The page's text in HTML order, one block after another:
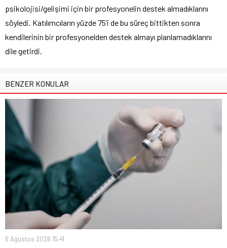
psikolojisi/gelişimi için bir profesyonelin destek almadıklarını
söyledi. Katılımcıların yüzde 75’i de bu süreç bittikten sonra
kendilerinin bir profesyonelden destek almayı planlamadıklarını
dile getirdi.
BENZER KONULAR
6 Ağustos 2026 15:41